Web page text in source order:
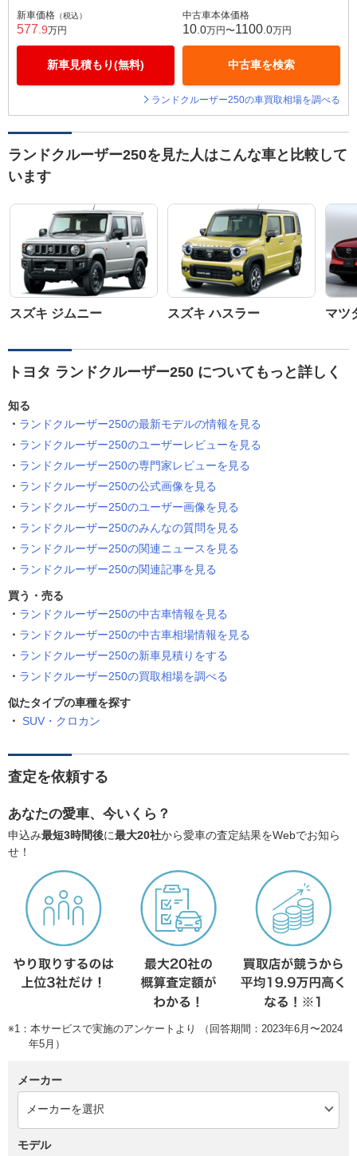
新車価格 （税込）
577 .9万円
新車見積もり(無料)
中古車本体価格
10 .0万円〜1100 .0万円
中古車を検索
ランドクルーザー250の車買取相場を調べる
ランドクルーザー250を見た人はこんな車と比較して
います
スズキ ジムニー スズキ ハスラー マツ
トヨタ ランドクルーザー250 についてもっと詳しく
知る
ランドクルーザー250の最新モデルの情報を見る
ランドクルーザー250のユーザーレビューを見る
ランドクルーザー250の専門家レビューを見る
ランドクルーザー250の公式画像を見る
ランドクルーザー250のユーザー画像を見る
ランドクルーザー250のみんなの質問を見る
ランドクルーザー250の関連ニュースを見る
ランドクルーザー250の関連記事を見る
買う・売る
ランドクルーザー250の中古車情報を見る
ランドクルーザー250の中古車相場情報を見る
ランドクルーザー250の新車見積りをする
ランドクルーザー250の買取相場を調べる
似たタイプの車種を探す
SUV・クロカン
査定を依頼する
あなたの愛車、今いくら？
申込み最短3時間後に最大20社から愛車の査定結果をWebでお知ら
せ！
※1：本サービスで実施のアンケートより （回答期間：2023年6月〜2024
年5月）
メーカー
モデル